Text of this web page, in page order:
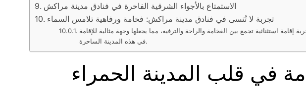
الاستمتاع بالأجواء الشرقية الفاخرة في فنادق مدينة مراكش
تجربة لا تُنسى في فنادق مدينة مراكش: فخامة ورفاهية تلامس السماء
استثنائية تجمع بين الفخامة والراحة والترفيه، مما يجعلها وجهة مثالية للإقامة
في هذه المدينة الساحرة.
في قلب المدينة الحمراء